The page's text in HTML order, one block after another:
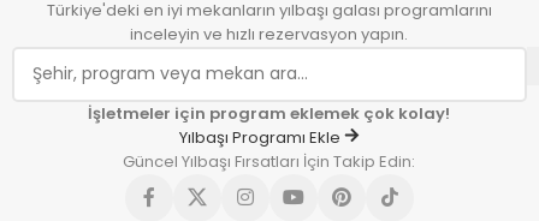
Türkiye'deki en iyi mekanların yılbaşı galası programlarını
inceleyin ve hızlı rezervasyon yapın.
İşletmeler için program eklemek çok kolay!
Yılbaşı Programı Ekle
Güncel Yılbaşı Fırsatları İçin Takip Edin: